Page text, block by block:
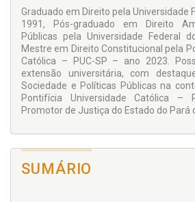
Graduado em Direito pela Universidade
1991, Pós-graduado em Direito
Públicas pela Universidade Federal
Mestre em Direito Constitucional pela
Católica – PUC-SP – ano 2023.
extensão universitária, com
Sociedade e Políticas Públicas na
Pontifícia Universidade Católica –
Promotor de Justiça do Estado do Pará
SUMÁRIO